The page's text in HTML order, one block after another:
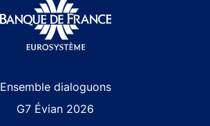
Ensemble dialoguons
G7 Évian 2026